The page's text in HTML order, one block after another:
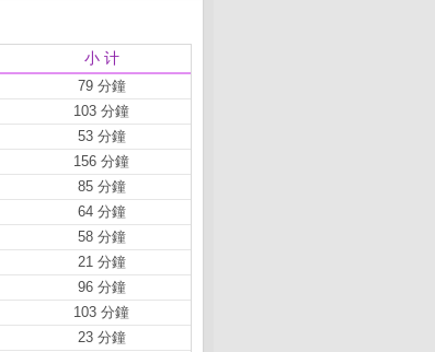
小 计
79 分鐘
103 分鐘
53 分鐘
156 分鐘
85 分鐘
64 分鐘
58 分鐘
21 分鐘
96 分鐘
103 分鐘
23 分鐘